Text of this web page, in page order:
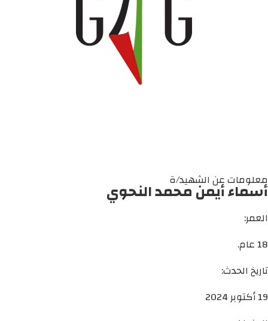
معلومات عن الشهيد/ة
أسماء أيمن محمد النحوي
العمر:
18 عام.
تاريخ الحدث:
19 أكتوبر 2024